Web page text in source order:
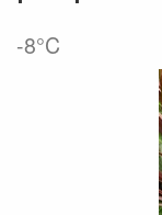
-8°C